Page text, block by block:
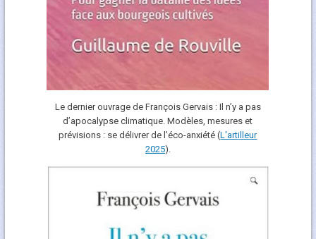
Le dernier ouvrage de François Gervais : Il n’y a pas
d’apocalypse climatique. Modèles, mesures et
prévisions : se délivrer de l’éco-anxiété (L'artilleur
2025).